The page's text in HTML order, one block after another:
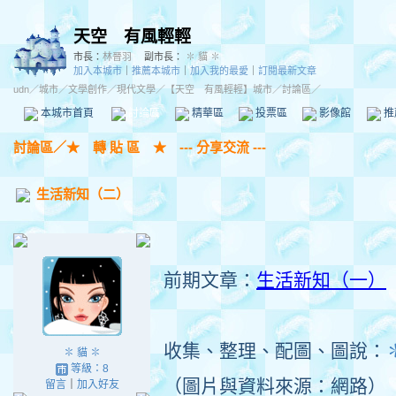
天空 有風輕輕
市長： 林晉羽 副市長：
✽ 貓 ✽
加入本城市
推薦本城市 ｜加入我的最愛
訂閱最新文章
udn／城市／文學創作／現代文學／【天空 有風輕輕】城市／討論區／
本城市首頁 討論區 精華區 投票區 影像館
討論區／★ 轉 貼 區 ★ --- 分享交流 ---
生活新知（二）
✽ 貓 ✽
等級：8
留言｜ 加入好友
前期文章：生活新知（一）
收集、整理、配圖、圖說：
（圖片與資料來源：網路）